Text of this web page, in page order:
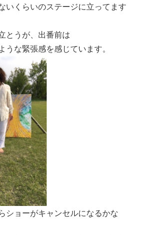
いくらいのステージに立ってます
とうが、出番前は
うな緊張感を感じています。
ショーがキャンセルになるかな